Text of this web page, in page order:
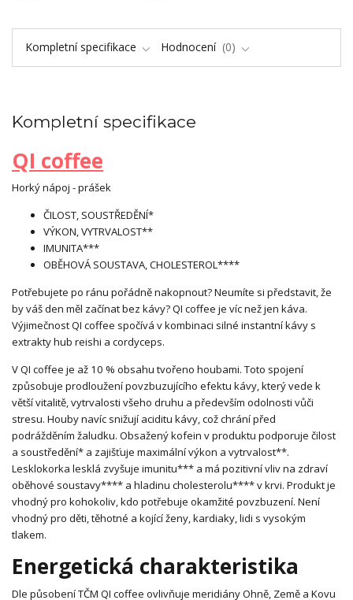
Kompletní specifikace Hodnocení 0
Kompletní specifikace
QI coffee
Horký nápoj - prášek
ČILOST, SOUSTŘEDĚNÍ*
VÝKON, VYTRVALOST**
IMUNITA***
OBĚHOVÁ SOUSTAVA, CHOLESTEROL****
Potřebujete po ránu pořádně nakopnout? Neumíte si představit, že
by váš den měl začínat bez kávy? QI coffee je víc než jen káva.
Výjimečnost QI coffee spočívá v kombinaci silné instantní kávy s
extrakty hub reishi a cordyceps.
V QI coffee je až 10 % obsahu tvořeno houbami. Toto spojení
způsobuje prodloužení povzbuzujícího efektu kávy, který vede k
větší vitalitě, vytrvalosti všeho druhu a především odolnosti vůči
stresu. Houby navíc snižují aciditu kávy, což chrání před
podrážděním žaludku. Obsažený kofein v produktu podporuje čilost
a soustředění* a zajišťuje maximální výkon a vytrvalost**.
Lesklokorka lesklá zvyšuje imunitu*** a má pozitivní vliv na zdraví
oběhové soustavy**** a hladinu cholesterolu**** v krvi. Produkt je
vhodný pro kohokoliv, kdo potřebuje okamžité povzbuzení. Není
vhodný pro děti, těhotné a kojící ženy, kardiaky, lidi s vysokým
tlakem.
Energetická charakteristika
Dle působení TČM QI coffee ovlivňuje meridiány Ohně, Země a Kovu